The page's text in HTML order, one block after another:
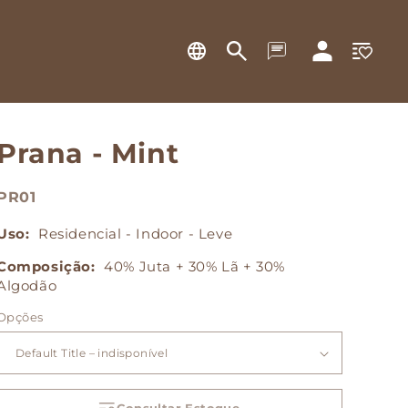
Fazer
login
de
- Mint
Residencial - Indoor - Leve
40% Juta + 30% Lã + 30%